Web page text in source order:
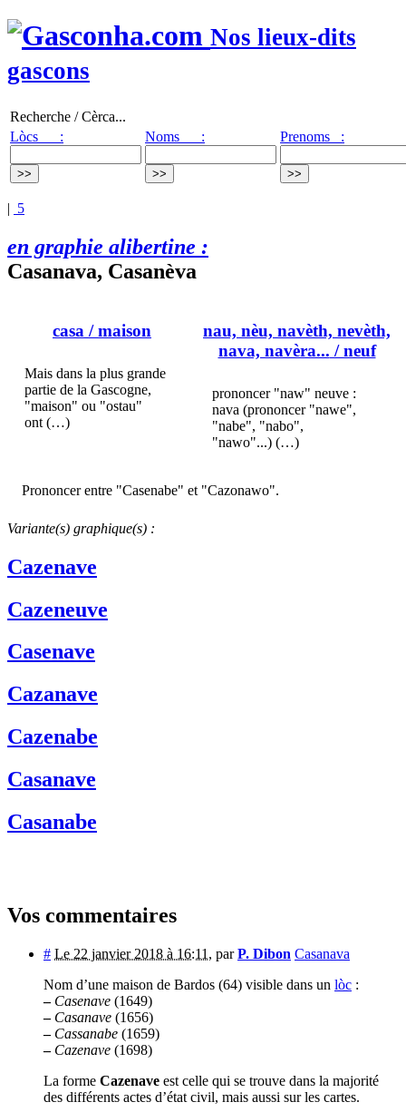
Nos lieux-dits
gascons
Recherche / Cèrca...
Lòcs :
Noms : Prenoms :
| 5
en graphie alibertine :
Casanava, Casanèva
casa / maison
Mais dans la plus grande
partie de la Gascogne,
"maison" ou "ostau"
ont (…)
nau, nèu, navèth, nevèth,
nava, navèra... / neuf
prononcer "naw" neuve :
nava (prononcer "nawe",
"nabe", "nabo",
"nawo"...) (…)
Prononcer entre "Casenabe" et "Cazonawo".
Variante(s) graphique(s) :
Cazenave
Cazeneuve
Casenave
Cazanave
Cazenabe
Casanave
Casanabe
Vos commentaires
# Le 22 janvier 2018 à 16:11 , parP. Dibon Casanava
Nom d’une maison de Bardos (64) visible dans un lòc :
– Casenave (1649)
– Casanave (1656)
– Cassanabe (1659)
– Cazenave (1698)
La forme Cazenave est celle qui se trouve dans la majorité
des différents actes d’état civil, mais aussi sur les cartes.